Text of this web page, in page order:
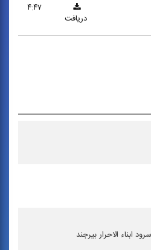
۴:۴۷
دریافت
ابناء الاحرار بیرجند